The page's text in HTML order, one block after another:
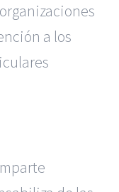
a los